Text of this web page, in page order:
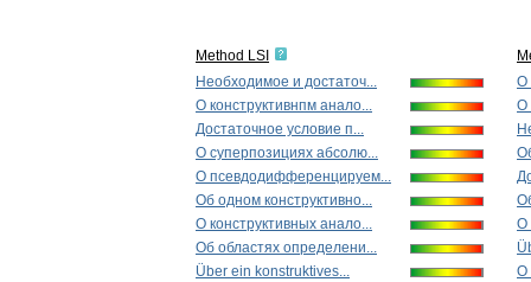
Method LSI
Необходимое и достаточ...
О кoнcтpуктивнпм aнало...
Достаточное условие п...
О суперпозициях абсолю...
О псевдодифференцируем...
Об одном конструктивно...
О конструктивных aнaлo...
Об областях определени...
Über ein konstruktives...
О
О
О
О